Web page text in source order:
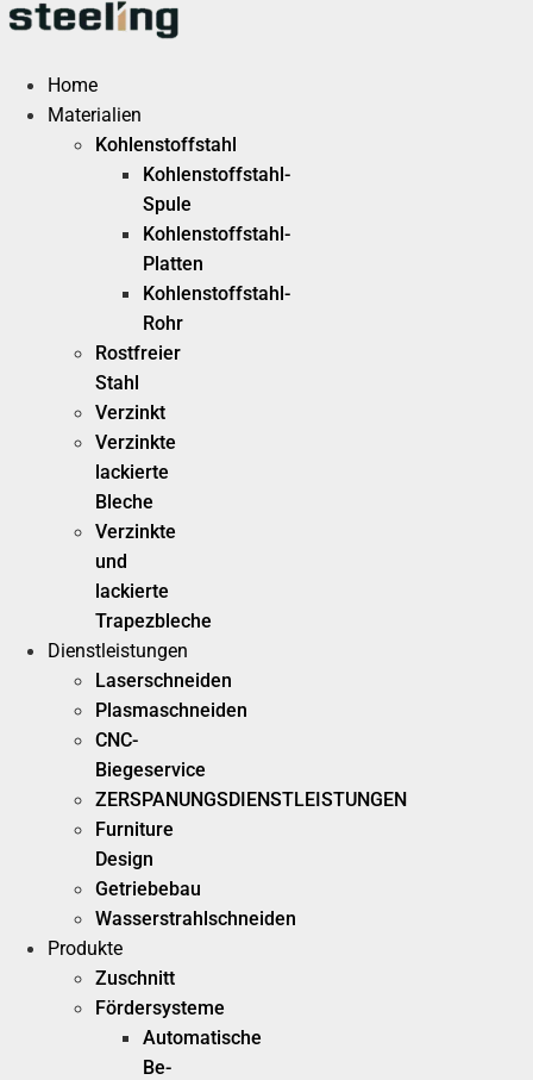
Zum
springen
Home
Materialien
Kohlenstoffstahl
Kohlenstoffstahl-
Spule
Kohlenstoffstahl-
Platten
Kohlenstoffstahl-
Rohr
Rostfreier
Stahl
Verzinkt
Verzinkte
lackierte
Bleche
Verzinkte
und
lackierte
Trapezbleche
Dienstleistungen
Laserschneiden
Plasmaschneiden
CNC-
Biegeservice
ZERSPANUNGSDIENSTLEISTUNGEN
Furniture
Design
Getriebebau
Wasserstrahlschneiden
Produkte
Zuschnitt
Fördersysteme
Automatische
Be-